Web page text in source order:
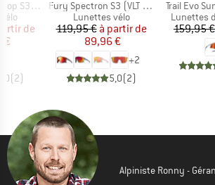
S0 (VLT 90%)
réduit
de
€
(2)
Article
Fury Spectron S3 (VLT 13%)
Product group
Lunettes vélo
Prix
119,95 € Prix réduit
à partir de
89,96 €
+2
5,0(2)
Article
Trail Evo
Product
Lunettes
159,95 €
Alpiniste Ronny -